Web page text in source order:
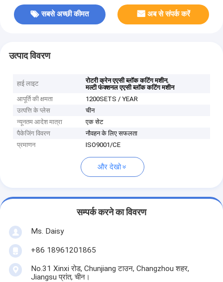
सबसे अच्छी कीमत अब से संपर्क करें
उत्पाद विवरण
हाई लाइट रोटरी क्रेन एएसी ब्लॉक कटिंग मशीन,
मल्टी फंक्शनल एएसी ब्लॉक कटिंग मशीन
आपूर्ति की क्षमता
1200SETS / YEAR
उत्पत्ति के प्लेस
चीन
न्यूनतम आदेश मात्रा
एक सेट
पैकेजिंग विवरण
नौवहन के लिए सफलता
प्रमाणन
ISO9001/CE
और देखो
सम्पर्क करने का विवरण
Ms. Daisy
+86 18961201865
No.31 Xinxi रोड, Chunjiang टाउन, Changzhou शहर,
Jiangsu प्रांत, चीन।